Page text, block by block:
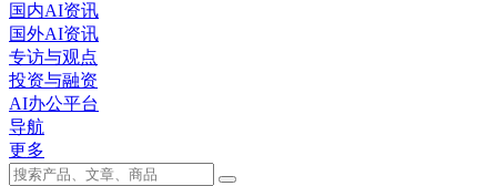
国内AI资讯
国外AI资讯
专访与观点
投资与融资
AI办公平台
导航
更多